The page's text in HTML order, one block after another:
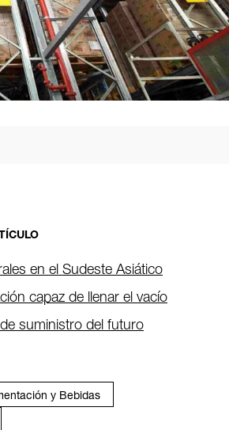
en el Sudeste Asiático
capaz de llenar el vacío
suministro del futuro
y Bebidas